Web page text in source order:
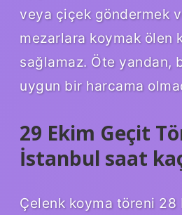
veya çiçek göndermek
mezarlara koymak ölen
sağlamaz. Öte yandan,
uygun bir harcama
29 Ekim Geçit
İstanbul saat
Çelenk koyma töreni 28